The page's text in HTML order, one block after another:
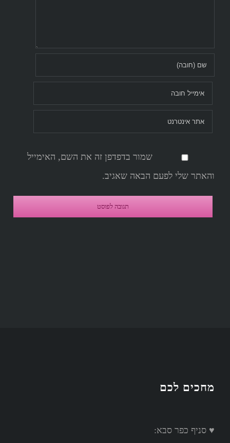
שמור בדפדפן זה את השם, האימייל
והאתר שלי לפעם הבאה שאגיב.
מחכים לכם
♥ סניף כפר סבא: